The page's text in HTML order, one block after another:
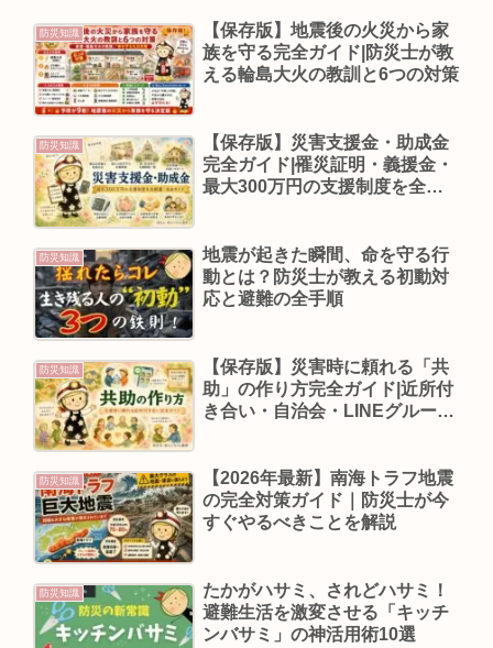
防災知識
【保存版】地震後の火災から家
族を守る完全ガイド|防災士が教
える輪島大火の教訓と6つの対策
防災知識
【保存版】災害支援金・助成金
完全ガイド|罹災証明・義援金・
最大300万円の支援制度を全網
防災知識
地震が起きた瞬間、命を守る行
動とは？防災士が教える初動対
応と避難の全手順
防災知識
【保存版】災害時に頼れる「共
助」の作り方完全ガイド|近所付
き合い・自治会・LINEグループ
防災知識
【2026年最新】南海トラフ地震
の完全対策ガイド｜防災士が今
すぐやるべきことを解説
防災知識
たかがハサミ、されどハサミ！
避難生活を激変させる「キッチ
ンバサミ」の神活用術10選